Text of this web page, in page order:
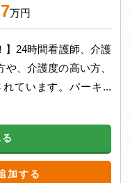
万円
】24時間看護師、介護
、介護度の高い方、
ています。パーキ...
加する